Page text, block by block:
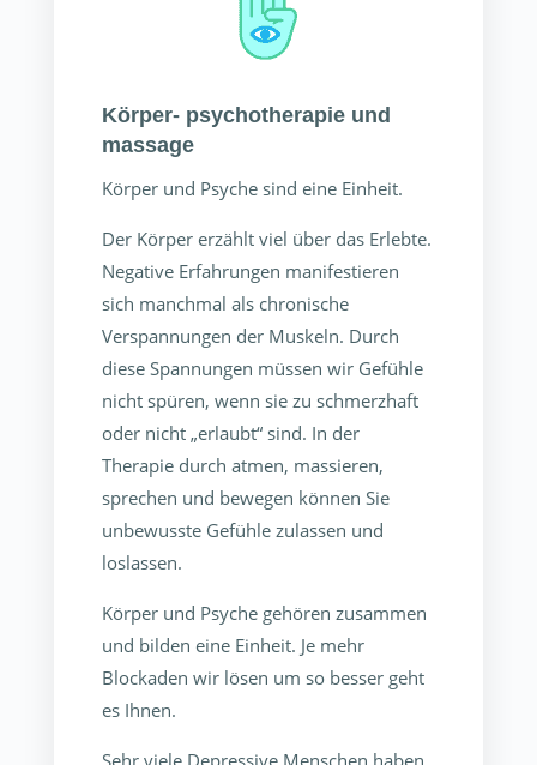
Körper- psychotherapie und
massage
Körper und Psyche sind eine Einheit.
Der Körper erzählt viel über das Erlebte.
Negative Erfahrungen manifestieren
sich manchmal als chronische
Verspannungen der Muskeln. Durch
diese Spannungen müssen wir Gefühle
nicht spüren, wenn sie zu schmerzhaft
oder nicht „erlaubt“ sind. In der
Therapie durch atmen, massieren,
sprechen und bewegen können Sie
unbewusste Gefühle zulassen und
loslassen.
Körper und Psyche gehören zusammen
und bilden eine Einheit. Je mehr
Blockaden wir lösen um so besser geht
es Ihnen.
Sehr viele Depressive Menschen haben